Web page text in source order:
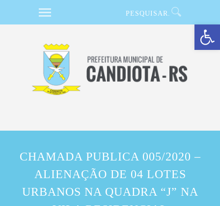
Barra de Ferramentas Aberta
CHAMADA PUBLICA 005/2020 –
ALIENAÇÃO DE 04 LOTES
URBANOS NA QUADRA “J” NA